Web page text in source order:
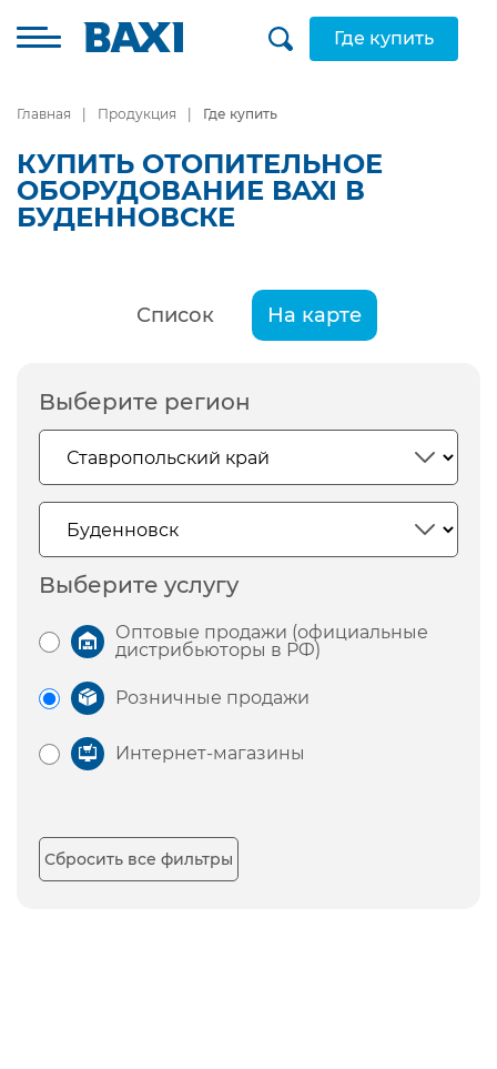
Где купить
Главная Продукция Где купить
КУПИТЬ ОТОПИТЕЛЬНОЕ
ОБОРУДОВАНИЕ BAXI В
БУДЕННОВСКЕ
Список На карте
Выберите регион
Выберите услугу
Оптовые продажи (официальные
дистрибьюторы в РФ)
Розничные продажи
Интернет-магазины
Сбросить все фильтры